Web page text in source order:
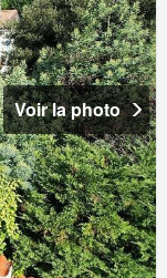
Voir la photo